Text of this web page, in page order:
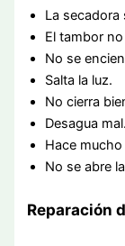
La secadora
El tambor
No se
Salta la luz.
No cierra
Desagua mal.
Hace mucho
No se abre
Reparación